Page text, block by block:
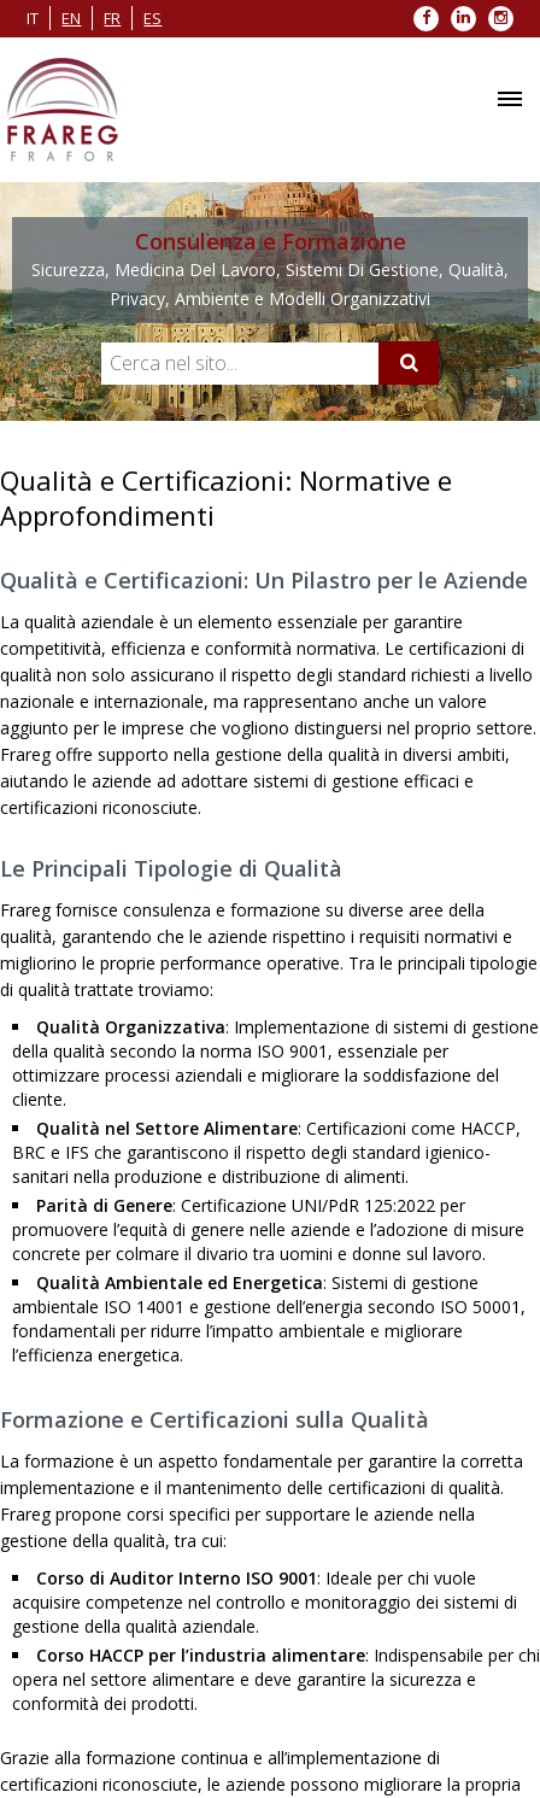
IT EN FR ES Facebook
LinkedIn
Consulenza e Formazione
Sicurezza, Medicina Del Lavoro, Sistemi Di Gestione, Qualità,
Privacy, Ambiente e Modelli Organizzativi
Qualità e Certificazioni: Normative e
Approfondimenti
Qualità e Certificazioni: Un Pilastro per le Aziende
La qualità aziendale è un elemento essenziale per garantire
competitività, efficienza e conformità normativa. Le certificazioni di
qualità non solo assicurano il rispetto degli standard richiesti a livello
nazionale e internazionale, ma rappresentano anche un valore
aggiunto per le imprese che vogliono distinguersi nel proprio settore.
Frareg offre supporto nella gestione della qualità in diversi ambiti,
aiutando le aziende ad adottare sistemi di gestione efficaci e
certificazioni riconosciute.
Le Principali Tipologie di Qualità
Frareg fornisce consulenza e formazione su diverse aree della
qualità, garantendo che le aziende rispettino i requisiti normativi e
migliorino le proprie performance operative. Tra le principali tipologie
di qualità trattate troviamo:
Qualità Organizzativa: Implementazione di sistemi di gestione
della qualità secondo la norma ISO 9001, essenziale per
ottimizzare processi aziendali e migliorare la soddisfazione del
cliente.
Qualità nel Settore Alimentare: Certificazioni come HACCP,
BRC e IFS che garantiscono il rispetto degli standard igienico-
sanitari nella produzione e distribuzione di alimenti.
Parità di Genere: Certificazione UNI/PdR 125:2022 per
promuovere l’equità di genere nelle aziende e l’adozione di misure
concrete per colmare il divario tra uomini e donne sul lavoro.
Qualità Ambientale ed Energetica: Sistemi di gestione
ambientale ISO 14001 e gestione dell’energia secondo ISO 50001,
fondamentali per ridurre l’impatto ambientale e migliorare
l’efficienza energetica.
Formazione e Certificazioni sulla Qualità
La formazione è un aspetto fondamentale per garantire la corretta
implementazione e il mantenimento delle certificazioni di qualità.
Frareg propone corsi specifici per supportare le aziende nella
gestione della qualità, tra cui:
Corso di Auditor Interno ISO 9001: Ideale per chi vuole
acquisire competenze nel controllo e monitoraggio dei sistemi di
gestione della qualità aziendale.
Corso HACCP per l’industria alimentare: Indispensabile per chi
opera nel settore alimentare e deve garantire la sicurezza e
conformità dei prodotti.
Grazie alla formazione continua e all’implementazione di
certificazioni riconosciute, le aziende possono migliorare la propria